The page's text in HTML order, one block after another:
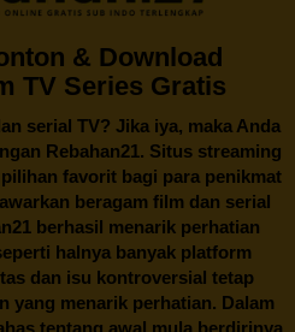
& Download
TV Series Gratis
serial TV? Jika iya, maka Anda
Rebahan21. Situs streaming
favorit bagi para penikmat
beragam film dan serial
berhasil menarik perhatian
halnya banyak platform
dan isu kontroversial tetap
yang menarik perhatian. Dalam
tentang awal mula berdirinya